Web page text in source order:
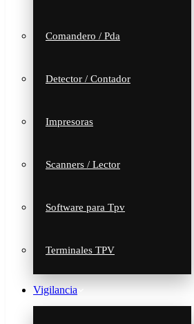
Comandero / Pda
Detector / Contador
Impresoras
Scanners / Lector
Software para Tpv
Terminales TPV
Vigilancia